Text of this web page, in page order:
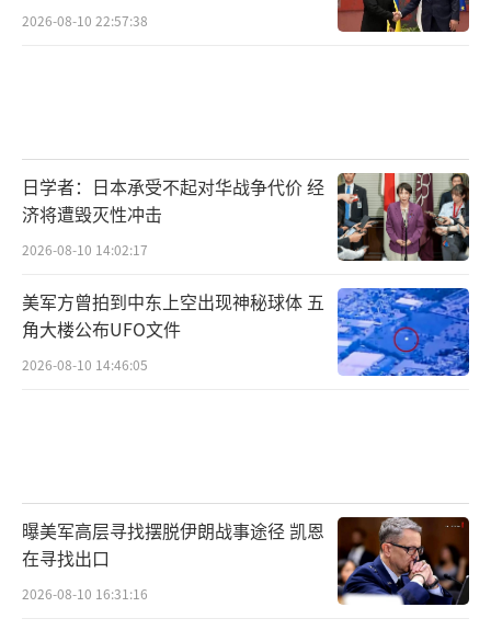
2026-08-10 22:57:38
日学者：日本承受不起对华战争代价 经
济将遭毁灭性冲击
2026-08-10 14:02:17
美军方曾拍到中东上空出现神秘球体 五
角大楼公布UFO文件
2026-08-10 14:46:05
曝美军高层寻找摆脱伊朗战事途径 凯恩
在寻找出口
2026-08-10 16:31:16